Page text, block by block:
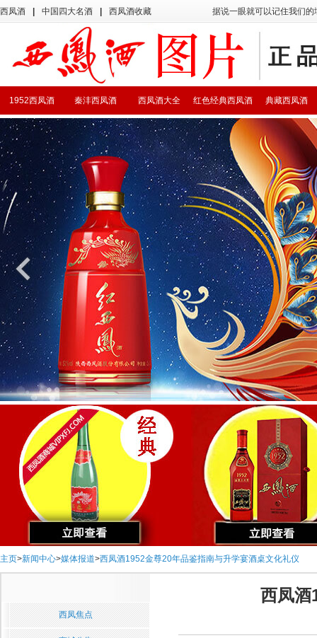
西凤酒 中国四大名酒 西凤酒收藏 据说一眼就可以记住我们
典藏西凤酒
红色经典西凤酒
西凤酒大全
秦沣西凤酒
1952西凤酒
主页>新闻中心>媒体报道>西凤酒1952金尊20年品鉴指南与升学宴酒桌文化礼仪
西凤焦点
西凤酒